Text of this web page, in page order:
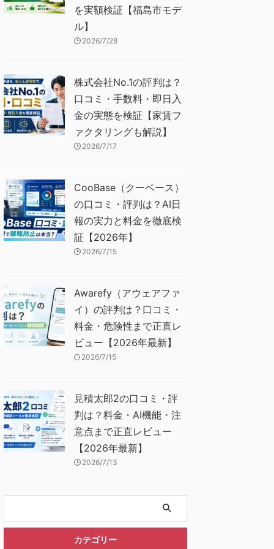
を実額検証【福島市モデ
ル】
2026/7/28
株式会社No.1の評判は？
口コミ・手数料・即日入
金の実態を検証【家賃フ
ァクタリングも解説】
2026/7/17
CooBase（クーベース）
の口コミ・評判は？AI日
報の実力と料金を徹底検
証【2026年】
2026/7/15
Awarefy（アウェアファ
イ）の評判は？口コミ・
料金・危険性まで正直レ
ビュー【2026年最新】
2026/7/15
見積太郎2の口コミ・評
判は？料金・AI機能・注
意点まで正直レビュー
【2026年最新】
2026/7/13
カテゴリー